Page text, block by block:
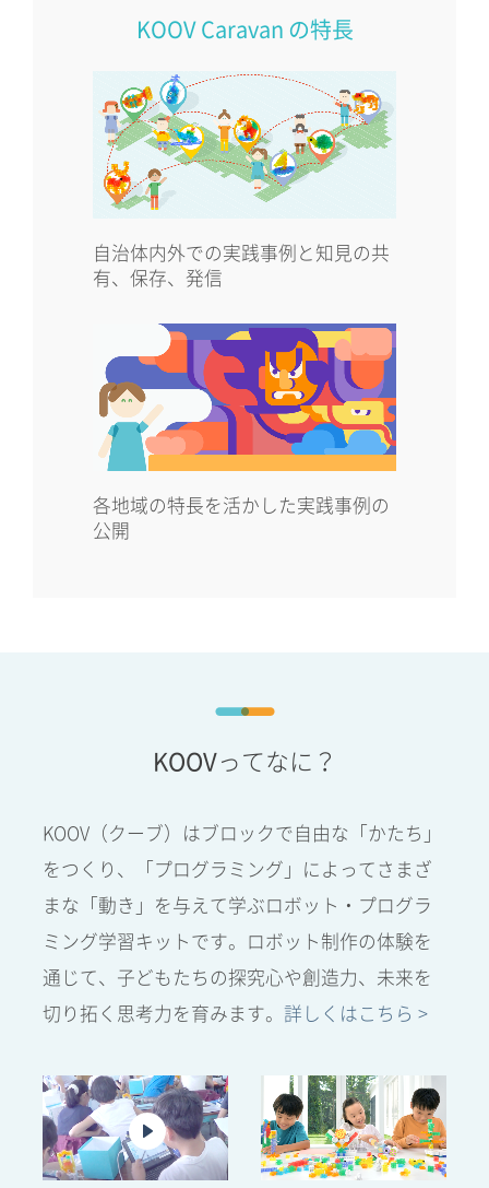
KOOV Caravan の特長
自治体内外での実践事例と知見の共
有、保存、発信
各地域の特長を活かした実践事例の
公開
KOOVってなに？
KOOV（クーブ）はブロックで自由な「かたち」
をつくり、「プログラミング」によってさまざ
まな「動き」を与えて学ぶロボット・プログラ
ミング学習キットです。ロボット制作の体験を
通じて、子どもたちの探究心や創造力、未来を
切り拓く思考力を育みます。 詳しくはこちら >